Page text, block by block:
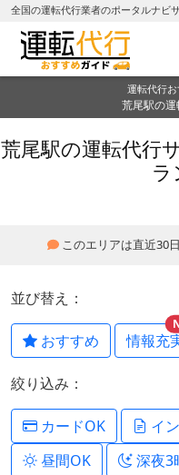
運転代行
荒尾駅の
荒尾駅の運転代行
このエリアは直近30
並び替え：
おすすめ 情報充
絞り込み：
カードOK イ
昼間OK
深夜3